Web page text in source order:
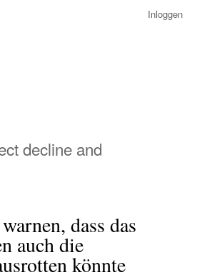
Inloggen
decline and
dass das
auch die
könnte